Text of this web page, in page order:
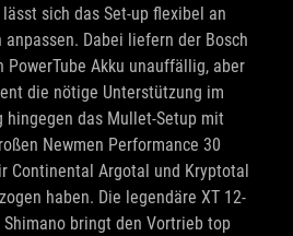
sich das Set-up flexibel an
Dabei liefern der Bosch
PowerTube Akku unauffällig, aber
die nötige Unterstützung im
das Mullet-Setup mit
Newmen Performance 30
Continental Argotal und Kryptotal
haben. Die legendäre XT 12-
bringt den Vortrieb top